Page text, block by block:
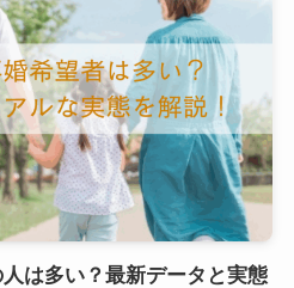
は多い？最新データと実態